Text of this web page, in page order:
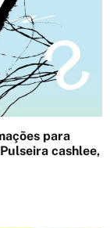
para
cashlee,